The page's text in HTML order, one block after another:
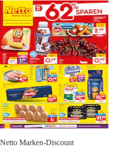
Netto Marken-Discount